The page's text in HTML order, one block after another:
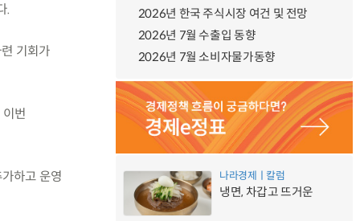
.
기회가
번
하고 운영
2026년 한국 주식시장 여건 및 전망
2026년 7월 수출입 동향
2026년 7월 소비자물가동향
나라경제ㅣ칼럼
냉면, 차갑고 뜨거운